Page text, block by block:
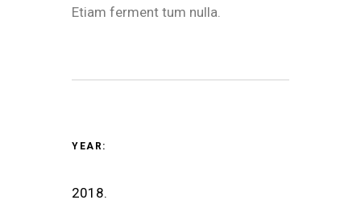
Etiam ferment tum nulla.
YEAR:
2018.